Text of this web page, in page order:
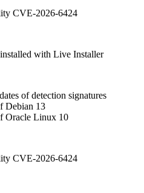
CVE-2026-6424
with Live Installer
of detection signatures
Debian 13
Oracle Linux 10
CVE-2026-6424